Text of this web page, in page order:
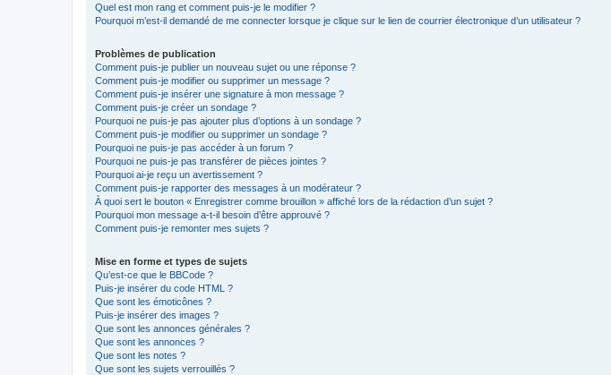
Quel est mon rang et comment puis-je le modifier ?
Pourquoi m’est-il demandé de me connecter lorsque je clique sur le lien de courrier électronique d’un utilisateur ?
Problèmes de publication
Comment puis-je publier un nouveau sujet ou une réponse ?
Comment puis-je modifier ou supprimer un message ?
Comment puis-je insérer une signature à mon message ?
Comment puis-je créer un sondage ?
Pourquoi ne puis-je pas ajouter plus d’options à un sondage ?
Comment puis-je modifier ou supprimer un sondage ?
Pourquoi ne puis-je pas accéder à un forum ?
Pourquoi ne puis-je pas transférer de pièces jointes ?
Pourquoi ai-je reçu un avertissement ?
Comment puis-je rapporter des messages à un modérateur ?
À quoi sert le bouton « Enregistrer comme brouillon » affiché lors de la rédaction d’un sujet ?
Pourquoi mon message a-t-il besoin d’être approuvé ?
Comment puis-je remonter mes sujets ?
Mise en forme et types de sujets
Qu’est-ce que le BBCode ?
Puis-je insérer du code HTML ?
Que sont les émoticônes ?
Puis-je insérer des images ?
Que sont les annonces générales ?
Que sont les annonces ?
Que sont les notes ?
Que sont les sujets verrouillés ?